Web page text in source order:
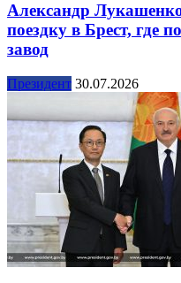
Александр
поездку в Брест, где
завод
Президент 30.07.2026